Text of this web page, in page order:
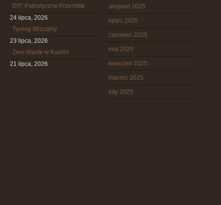
DIY: Patriotyczne Przeróbki
24 lipca, 2026
Tuning Wizualny
23 lipca, 2026
Zero Waste w Kuchni
21 lipca, 2026
sierpień 2025
lipiec 2025
czerwiec 2025
maj 2025
kwiecień 2025
marzec 2025
luty 2025